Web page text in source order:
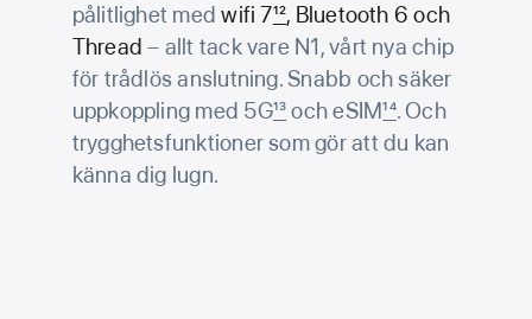
pålitlighet medwifi 712, Bluetooth 6 och
Thread – allt tack vare N1, vårt nya chip
för trådlös anslutning. Snabb och säker
uppkoppling med 5G13och eSIM14. Och
trygghets­funktioner som gör att du kan
känna dig lugn.